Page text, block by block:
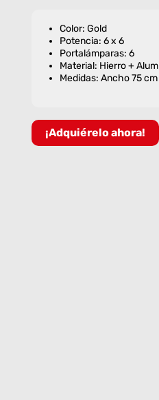
Color: Gold
Potencia: 6 x 6
Portalámparas: 6
Material: Hierro +
Medidas: Ancho 75 cm
¡Adquiérelo ahora!